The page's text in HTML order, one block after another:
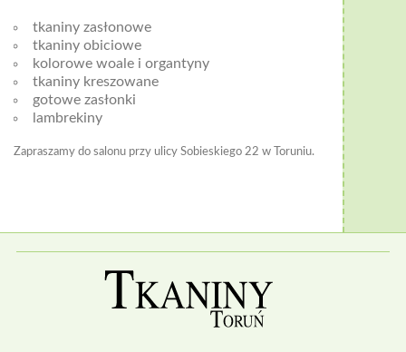
tkaniny zasłonowe
tkaniny obiciowe
kolorowe woale i organtyny
tkaniny kreszowane
gotowe zasłonki
lambrekiny
Zapraszamy do salonu przy ulicy Sobieskiego 22 w Toruniu.